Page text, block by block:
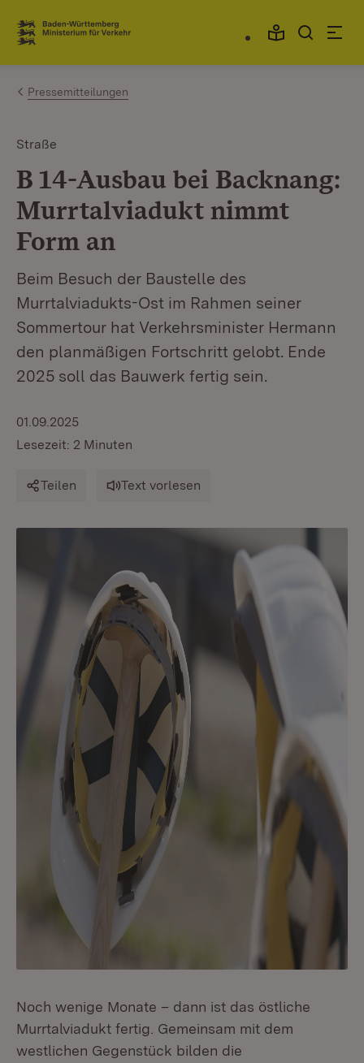
Zum Inhalt springen
Link zur Startseite
Pressemitteilungen
Straße
B 14-Ausbau bei Backnang:
Murrtalviadukt nimmt
Form an
Beim Besuch der Baustelle des
Murrtalviadukts-Ost im Rahmen seiner
Sommertour hat Verkehrsminister Hermann
den planmäßigen Fortschritt gelobt. Ende
2025 soll das Bauwerk fertig sein.
01.09.2025
Lesezeit: 2 Minuten
Teilen Text vorlesen
Noch wenige Monate – dann ist das östliche
Murrtalviadukt fertig. Gemeinsam mit dem
westlichen Gegenstück bilden die